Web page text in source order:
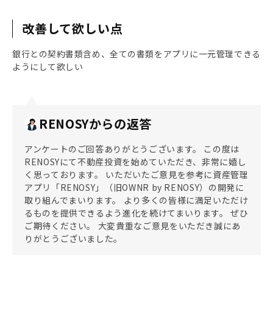
改善して欲しい点
銀行との契約書類含め、全ての書類をアプリに一元管理できる
ようにして欲しい
RENOSYからの返答
アンケートのご回答ありがとうございます。 この度は
RENOSYにて不動産投資を始めていただき、非常に嬉し
く思っております。 いただいたご意見を参考に資産管理
アプリ「RENOSY」（旧OWNR by RENOSY）の開発に
取り組んでまいります。 より多くの皆様に満足いただけ
るものを提供できるよう進化を続けてまいります。 ぜひ
ご期待ください。 大変貴重なご意見をいただき誠にあ
りがとうございました。